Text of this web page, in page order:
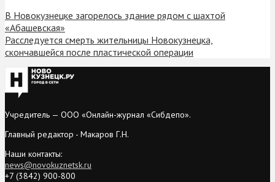
В Новокузнецке загорелось здание рядом с шахтой
«Абашевская»
Расследуется смерть жительницы Новокузнецка,
скончавшейся после пластической операции
Учредитель — ООО «Онлайн-журнал «Сибдепо».
Главный редактор - Макаров Г.Н.
Наши контакты:
news@novokuznetsk.ru
+7 (3842) 900-800